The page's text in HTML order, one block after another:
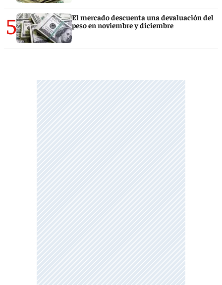
5
El mercado descuenta una devaluación del
peso en noviembre y diciembre